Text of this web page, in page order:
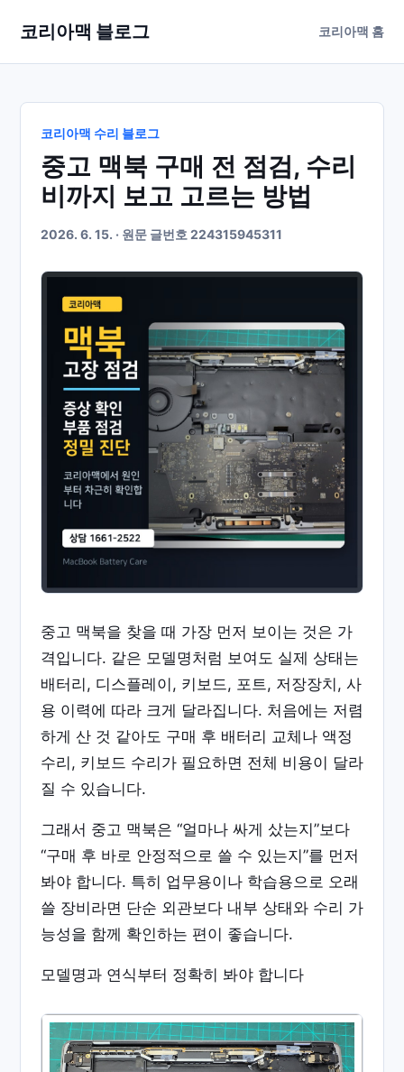
코리아맥 블로그 코리아맥 홈
코리아맥 수리 블로그
중고 맥북 구매 전 점검, 수리
비까지 보고 고르는 방법
2026. 6. 15. · 원문 글번호 224315945311
중고 맥북을 찾을 때 가장 먼저 보이는 것은 가
격입니다. 같은 모델명처럼 보여도 실제 상태는
배터리, 디스플레이, 키보드, 포트, 저장장치, 사
용 이력에 따라 크게 달라집니다. 처음에는 저렴
하게 산 것 같아도 구매 후 배터리 교체나 액정
수리, 키보드 수리가 필요하면 전체 비용이 달라
질 수 있습니다.
그래서 중고 맥북은 “얼마나 싸게 샀는지”보다
“구매 후 바로 안정적으로 쓸 수 있는지”를 먼저
봐야 합니다. 특히 업무용이나 학습용으로 오래
쓸 장비라면 단순 외관보다 내부 상태와 수리 가
능성을 함께 확인하는 편이 좋습니다.
모델명과 연식부터 정확히 봐야 합니다